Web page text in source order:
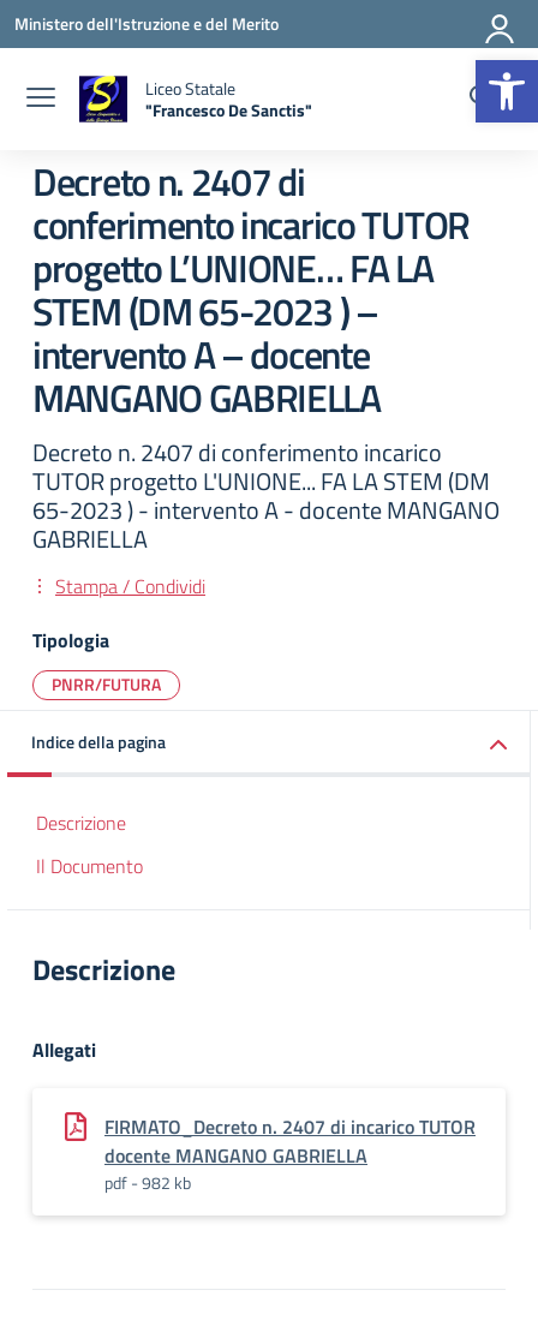
Vai ai contenuti
Vai al menu di navigazione
Vai al footer
Ministero dell'Istruzione e del Merito
Liceo Statale
"Francesco De Sanctis"
Decreto n. 2407 di
conferimento incarico TUTOR
progetto L’UNIONE… FA LA
STEM (DM 65-2023 ) –
intervento A – docente
MANGANO GABRIELLA
Decreto n. 2407 di conferimento incarico
TUTOR progetto L'UNIONE... FA LA STEM (DM
65-2023 ) - intervento A - docente MANGANO
GABRIELLA
Stampa / Condividi
Tipologia
PNRR/FUTURA
Indice della pagina
Descrizione
Il Documento
Descrizione
Allegati
FIRMATO_Decreto n. 2407 di incarico TUTOR
docente MANGANO GABRIELLA
pdf - 982 kb